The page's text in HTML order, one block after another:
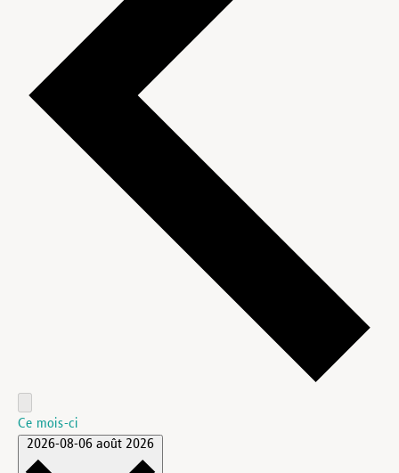
Ce mois-ci
2026-08-06 août 2026